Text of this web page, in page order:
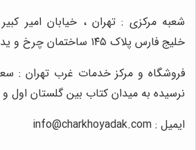
شعبه مرکزی : تهران ، خیابان امیر
خلیج فارس پلاک ۱۴۵ ساختمان چرخ و یدک.
فروشگاه و مرکز خدمات غرب تهران :
نرسیده به میدان کتاب بین گلستان اول و
ایمیل : info@charkhoyadak.com